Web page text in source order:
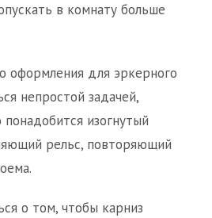
в комнату больше
оформления для эркерного
непростой задачей,
изогнутый
рельс, повторяющий
о том, чтобы карниз